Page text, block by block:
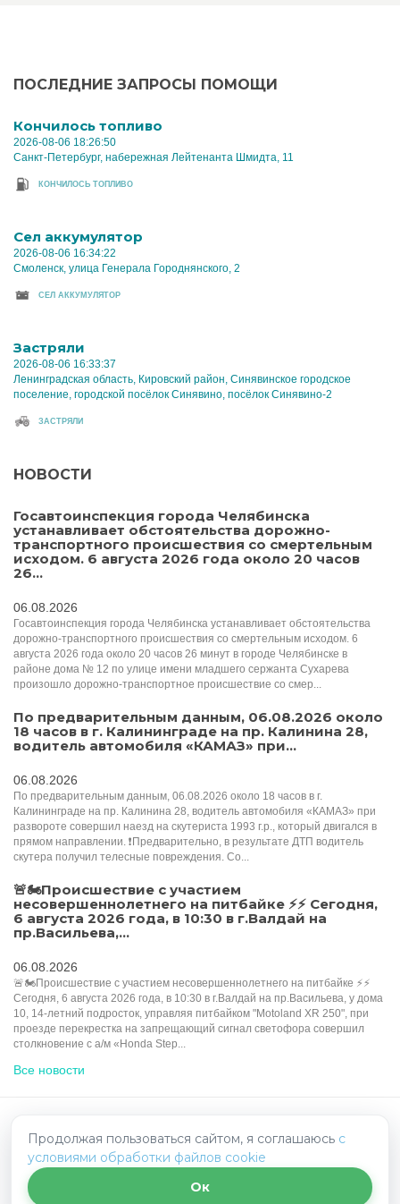
ПОСЛЕДНИЕ ЗАПРОСЫ ПОМОЩИ
Кончилось топливо
2026-08-06 18:26:50
Санкт-Петербург, набережная Лейтенанта Шмидта, 11
КОНЧИЛОСЬ ТОПЛИВО
Cел аккумулятор
2026-08-06 16:34:22
Смоленск, улица Генерала Городнянского, 2
CЕЛ АККУМУЛЯТОР
Застряли
2026-08-06 16:33:37
Ленинградская область, Кировский район, Синявинское городское
поселение, городской посёлок Синявино, посёлок Синявино-2
ЗАСТРЯЛИ
НОВОСТИ
Госавтоинспекция города Челябинска
устанавливает обстоятельства дорожно-
транспортного происшествия со смертельным
исходом. 6 августа 2026 года около 20 часов
26...
06.08.2026
Госавтоинспекция города Челябинска устанавливает обстоятельства
дорожно-транспортного происшествия со смертельным исходом. 6
августа 2026 года около 20 часов 26 минут в городе Челябинске в
районе дома № 12 по улице имени младшего сержанта Сухарева
произошло дорожно-транспортное происшествие со смер...
По предварительным данным, 06.08.2026 около
18 часов в г. Калининграде на пр. Калинина 28,
водитель автомобиля «КАМАЗ» при...
06.08.2026
По предварительным данным, 06.08.2026 около 18 часов в г.
Калининграде на пр. Калинина 28, водитель автомобиля «КАМАЗ» при
развороте совершил наезд на скутериста 1993 г.р., который двигался в
прямом направлении. ❗️Предварительно, в результате ДТП водитель
скутера получил телесные повреждения. Со...
🚨🏍Происшествие с участием
несовершеннолетнего на питбайке ⚡️⚡️️ Сегодня,
6 августа 2026 года, в 10:30 в г.Валдай на
пр.Васильева,...
06.08.2026
🚨🏍Происшествие с участием несовершеннолетнего на питбайке ⚡️⚡️️
Сегодня, 6 августа 2026 года, в 10:30 в г.Валдай на пр.Васильева, у дома
10, 14-летний подросток, управляя питбайком "Motoland XR 250", при
проезде перекрестка на запрещающий сигнал светофора совершил
столкновение с а/м «Honda Step...
Все новости
HelpRadar.ru - взаимопомощь на дорогах
Политика конфиденциальности
Написать нам
Продолжая пользоваться сайтом, я соглашаюсь с
условиями обработки файлов cookie
Ок